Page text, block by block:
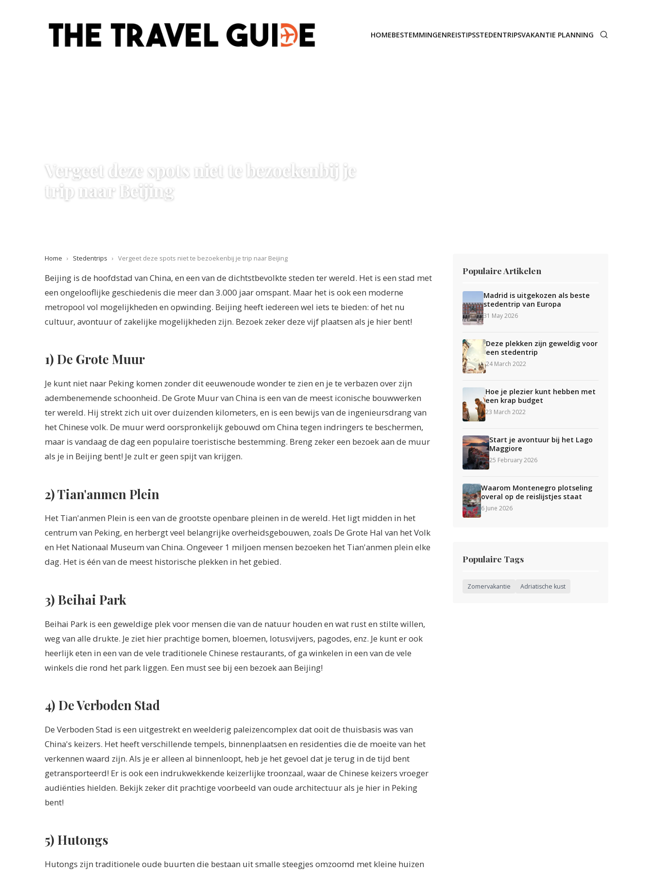
HOMEBESTEMMINGENREISTIPSSTEDENTRIPSVAKANTIE PLANNING
Vergeet deze spots niet te bezoekenbij je
trip naar Beijing
Home › Stedentrips › Vergeet deze spots niet te bezoekenbij je trip naar Beijing
Beijing is de hoofdstad van China, en een van de dichtstbevolkte steden ter wereld. Het is een stad met
een ongelooflijke geschiedenis die meer dan 3.000 jaar omspant. Maar het is ook een moderne
metropool vol mogelijkheden en opwinding. Beijing heeft iedereen wel iets te bieden: of het nu
cultuur, avontuur of zakelijke mogelijkheden zijn. Bezoek zeker deze vijf plaatsen als je hier bent!
1) De Grote Muur
Je kunt niet naar Peking komen zonder dit eeuwenoude wonder te zien en je te verbazen over zijn
adembenemende schoonheid. De Grote Muur van China is een van de meest iconische bouwwerken
ter wereld. Hij strekt zich uit over duizenden kilometers, en is een bewijs van de ingenieursdrang van
het Chinese volk. De muur werd oorspronkelijk gebouwd om China tegen indringers te beschermen,
maar is vandaag de dag een populaire toeristische bestemming. Breng zeker een bezoek aan de muur
als je in Beijing bent! Je zult er geen spijt van krijgen.
2) Tian'anmen Plein
Het Tian'anmen Plein is een van de grootste openbare pleinen in de wereld. Het ligt midden in het
centrum van Peking, en herbergt veel belangrijke overheidsgebouwen, zoals De Grote Hal van het Volk
en Het Nationaal Museum van China. Ongeveer 1 miljoen mensen bezoeken het Tian'anmen plein elke
dag. Het is één van de meest historische plekken in het gebied.
3) Beihai Park
Beihai Park is een geweldige plek voor mensen die van de natuur houden en wat rust en stilte willen,
weg van alle drukte. Je ziet hier prachtige bomen, bloemen, lotusvijvers, pagodes, enz. Je kunt er ook
heerlijk eten in een van de vele traditionele Chinese restaurants, of ga winkelen in een van de vele
winkels die rond het park liggen. Een must see bij een bezoek aan Beijing!
4) De Verboden Stad
De Verboden Stad is een uitgestrekt en weelderig paleizencomplex dat ooit de thuisbasis was van
China's keizers. Het heeft verschillende tempels, binnenplaatsen en residenties die de moeite van het
verkennen waard zijn. Als je er alleen al binnenloopt, heb je het gevoel dat je terug in de tijd bent
getransporteerd! Er is ook een indrukwekkende keizerlijke troonzaal, waar de Chinese keizers vroeger
audiënties hielden. Bekijk zeker dit prachtige voorbeeld van oude architectuur als je hier in Peking
bent!
5) Hutongs
Hutongs zijn traditionele oude buurten die bestaan uit smalle steegjes omzoomd met kleine huizen
Populaire Artikelen
Madrid is uitgekozen als beste
stedentrip van Europa
31 May 2026
Deze plekken zijn geweldig voor
een stedentrip
24 March 2022
Hoe je plezier kunt hebben met
een krap budget
23 March 2022
Start je avontuur bij het Lago
Maggiore
25 February 2026
Waarom Montenegro plotseling
overal op de reislijstjes staat
6 June 2026
Populaire Tags
Zomervakantie Adriatische kust